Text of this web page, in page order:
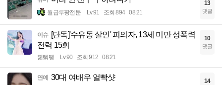
월급루팡전문 Lv.91 조회 894 08:21
13
댓글
이슈 [단독]'수유동 살인' 피의자, 13세 미만 성폭력
전력 15회
꿻뻵뗗 Lv.90 조회 912 08:21
10
댓글
연예 30대 여배우 얼빡샷 14